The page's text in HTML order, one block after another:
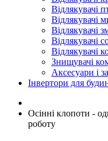
Відлякувачі
Відлякувачі
Відлякувачі
Відлякувачі
Відлякувачі
Знищувачі
Аксесуари і
Інвертори для
Осінні клопоти -
роботу